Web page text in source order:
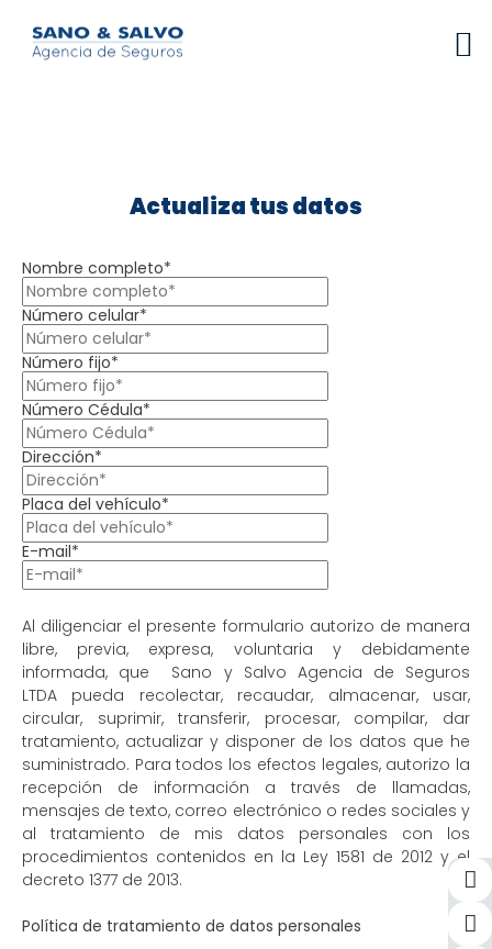
Actualiza tus datos
Nombre completo*
Número celular*
Número fijo*
Número Cédula*
Dirección*
Placa del vehículo*
E-mail*
Al diligenciar el presente formulario autorizo de manera
libre, previa, expresa, voluntaria y debidamente
informada, que Sano y Salvo Agencia de Seguros
LTDA pueda recolectar, recaudar, almacenar, usar,
circular, suprimir, transferir, procesar, compilar, dar
tratamiento, actualizar y disponer de los datos que he
suministrado. Para todos los efectos legales, autorizo la
recepción de información a través de llamadas,
mensajes de texto, correo electrónico o redes sociales y
al tratamiento de mis datos personales con los
procedimientos contenidos en la Ley 1581 de 2012 y el
decreto 1377 de 2013.
Política de tratamiento de datos personales